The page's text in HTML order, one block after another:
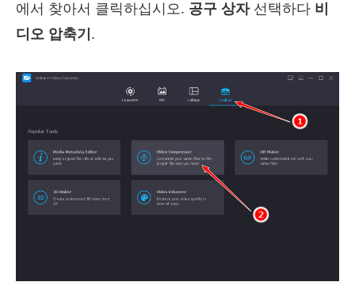
에서 찾아서 클릭하십시오. 공구 상자선택하다 비
디오 압축기 .